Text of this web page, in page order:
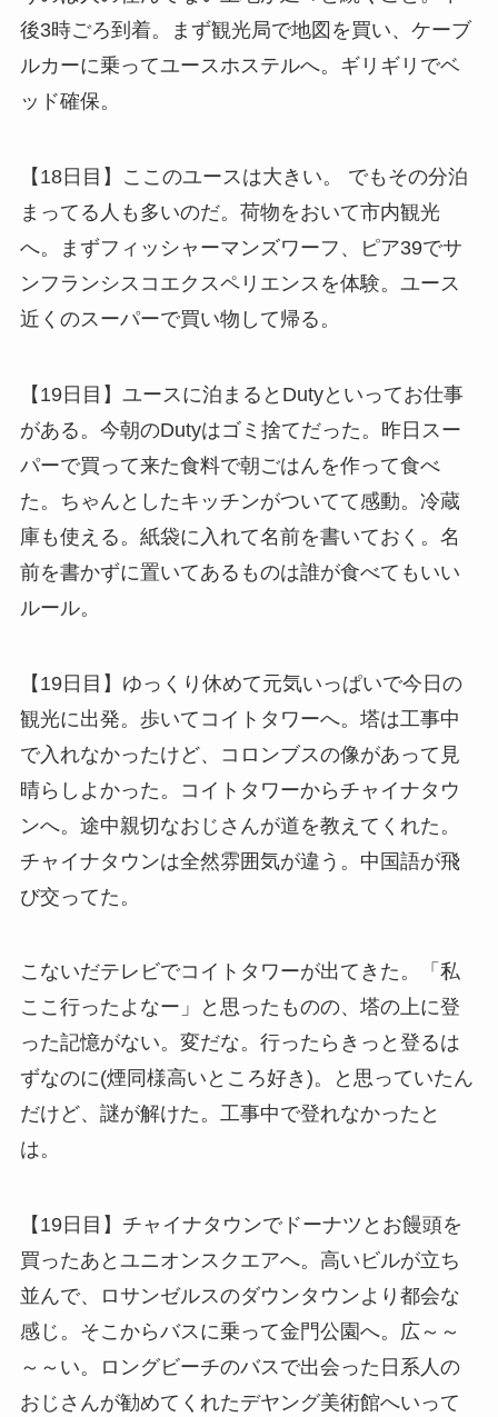
後3時ごろ到着。まず観光局で地図を買い、ケーブ
ルカーに乗ってユースホステルへ。ギリギリでベ
ッド確保。
【18日目】ここのユースは大きい。 でもその分泊
まってる人も多いのだ。荷物をおいて市内観光
へ。まずフィッシャーマンズワーフ、ピア39でサ
ンフランシスコエクスペリエンスを体験。ユース
近くのスーパーで買い物して帰る。
【19日目】ユースに泊まるとDutyといってお仕事
がある。今朝のDutyはゴミ捨てだった。昨日スー
パーで買って来た食料で朝ごはんを作って食べ
た。ちゃんとしたキッチンがついてて感動。冷蔵
庫も使える。紙袋に入れて名前を書いておく。名
前を書かずに置いてあるものは誰が食べてもいい
ルール。
【19日目】ゆっくり休めて元気いっぱいで今日の
観光に出発。歩いてコイトタワーへ。塔は工事中
で入れなかったけど、コロンブスの像があって見
晴らしよかった。コイトタワーからチャイナタウ
ンへ。途中親切なおじさんが道を教えてくれた。
チャイナタウンは全然雰囲気が違う。中国語が飛
び交ってた。
こないだテレビでコイトタワーが出てきた。「私
ここ行ったよなー」と思ったものの、塔の上に登
った記憶がない。変だな。行ったらきっと登るは
ずなのに(煙同様高いところ好き)。と思っていたん
だけど、謎が解けた。工事中で登れなかったと
は。
【19日目】チャイナタウンでドーナツとお饅頭を
買ったあとユニオンスクエアへ。高いビルが立ち
並んで、ロサンゼルスのダウンタウンより都会な
感じ。そこからバスに乗って金門公園へ。広～～
～～い。ロングビーチのバスで出会った日系人の
おじさんが勧めてくれたデヤング美術館へいって